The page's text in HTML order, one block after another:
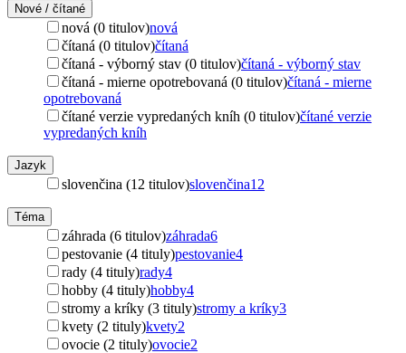
Nové / čítané
nová (0 titulov)nová
čítaná (0 titulov)čítaná
čítaná - výborný stav (0 titulov)čítaná - výborný stav
čítaná - mierne opotrebovaná (0 titulov)čítaná - mierne
opotrebovaná
čítané verzie vypredaných kníh (0 titulov)čítané verzie
vypredaných kníh
Jazyk
slovenčina (12 titulov)slovenčina12
Téma
záhrada (6 titulov)záhrada6
pestovanie (4 tituly)pestovanie4
rady (4 tituly)rady4
hobby (4 tituly)hobby4
stromy a kríky (3 tituly)stromy a kríky3
kvety (2 tituly)kvety2
ovocie (2 tituly)ovocie2